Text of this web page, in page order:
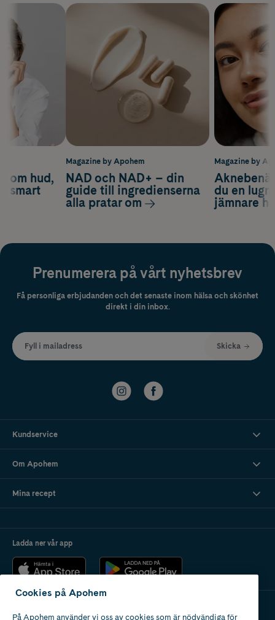
Magazine by
du en
jämnare
om hud,
smart
Magazine by Apohem
NAD och NAD+ – din
guide till ingredienserna
alla pratar om
Prenumerera på vårt nyhetsbrev
Få personliga erbjudanden och det senaste inom hälsa och skönhet
direkt i din inbox.
Fyll i mailadress Skicka
Kundservice
Om Apohem
Mina recept
Ladda ner vår app
Cookies på Apohem
På Apohem använder vi oss av cookies som är nödvändiga för